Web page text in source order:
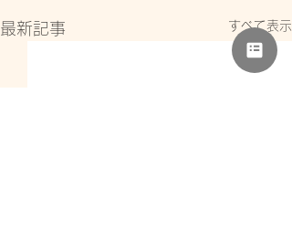
最新記事 すべて表示